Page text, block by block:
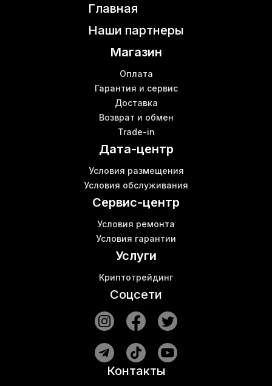
Mining antminer s9
Asic майнер bitmain antminer s19 pro
Аппаратный кошелек купить
Собрать криптоферму
Asic miner l3 купить
Вай фай роутера
Главная
Наши партнеры
Магазин
Оплата
Гарантия и сервис
Доставка
Возврат и обмен
Trade-in
Дата-центр
Условия размещения
Условия обслуживания
Сервис-центр
Условия ремонта
Условия гарантии
Услуги
Криптотрейдинг
Соцсети
Контакты